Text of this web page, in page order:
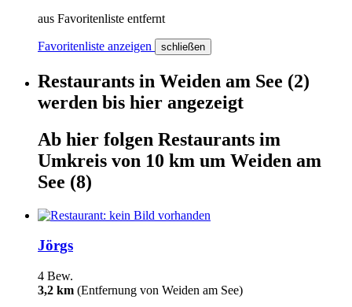
aus Favoritenliste entfernt
Favoritenliste anzeigen schließen
Restaurants in Weiden am See (2)
werden bis hier angezeigt
Ab hier folgen Restaurants im
Umkreis von 10 km um Weiden am
See (8)
Jörgs
4 Bew.
3,2 km (Entfernung von Weiden am See)